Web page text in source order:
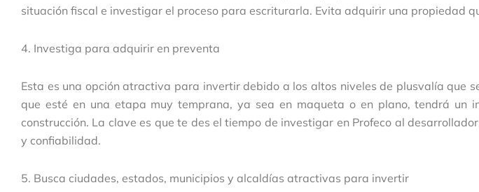
situación fiscal e investigar el proceso para escriturarla. Evita adquirir una propiedad
4. Investiga para adquirir en preventa
Esta es una opción atractiva para invertir debido a los altos niveles de plusvalía que
que esté en una etapa muy temprana, ya sea en maqueta o en plano, tendrá un
construcción. La clave es que te des el tiempo de investigar en Profeco al
y confiabilidad.
5. Busca ciudades, estados, municipios y alcaldías atractivas para invertir